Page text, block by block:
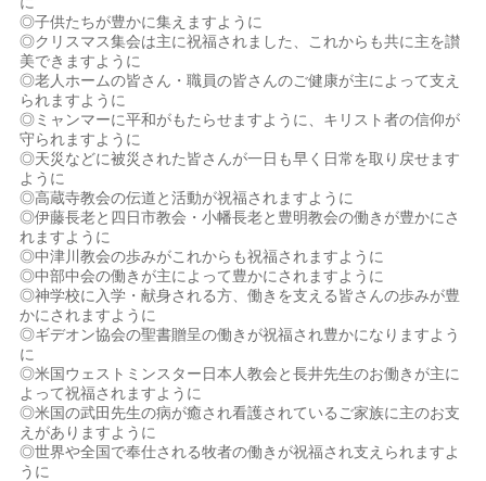
◎子供たちが豊かに集えますように
◎クリスマス集会は主に祝福されました、これからも共に主を讃
美できますように
◎老人ホームの皆さん・職員の皆さんのご健康が主によって支え
られますように
◎ミャンマーに平和がもたらせますように、キリスト者の信仰が
守られますように
◎天災などに被災された皆さんが一日も早く日常を取り戻せます
ように
◎高蔵寺教会の伝道と活動が祝福されますように
◎伊藤長老と四日市教会・小幡長老と豊明教会の働きが豊かにさ
れますように
◎中津川教会の歩みがこれからも祝福されますように
◎中部中会の働きが主によって豊かにされますように
◎神学校に入学・献身される方、働きを支える皆さんの歩みが豊
かにされますように
◎ギデオン協会の聖書贈呈の働きが祝福され豊かになりますよう
に
◎米国ウェストミンスター日本人教会と長井先生のお働きが主に
よって祝福されますように
◎米国の武田先生の病が癒され看護されているご家族に主のお支
えがありますように
◎世界や全国で奉仕される牧者の働きが祝福され支えられますよ
うに